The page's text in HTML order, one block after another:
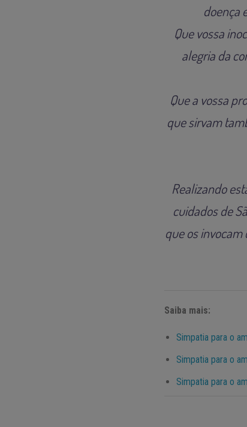
doença
Que vossa
alegria da
Que a vossa
que sirvam
Realizando
cuidados de
que os
Saiba mais:
Simpatia para o
Simpatia para o
Simpatia para o